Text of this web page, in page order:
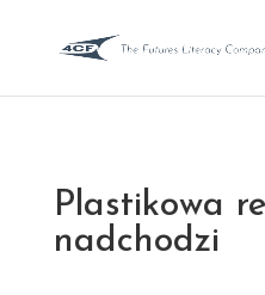
Plastikowa
nadchodzi